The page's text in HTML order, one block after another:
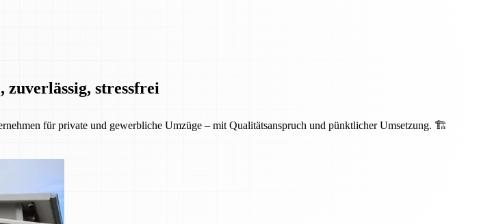
stressfrei
für private und gewerbliche Umzüge – mit Qualitätsanspruch und pünktlicher Umsetzung. 🏗️